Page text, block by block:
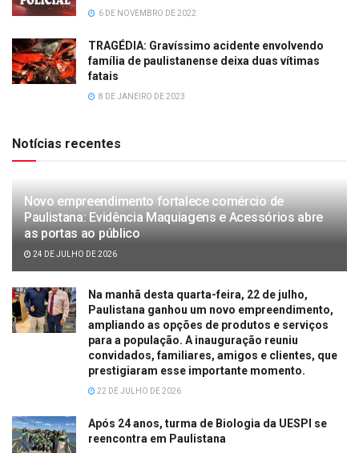
6 DE NOVEMBRO DE 2022
TRAGÉDIA: Gravíssimo acidente envolvendo
família de paulistanense deixa duas vítimas
fatais
8 DE JANEIRO DE 2023
Notícias recentes
Novo empreendimento fortalece comércio de
Paulistana: Evidência Maquiagens e Acessórios abre
as portas ao público
24 DE JULHO DE 2026
Na manhã desta quarta-feira, 22 de julho,
Paulistana ganhou um novo empreendimento,
ampliando as opções de produtos e serviços
para a população. A inauguração reuniu
convidados, familiares, amigos e clientes, que
prestigiaram esse importante momento.
22 DE JULHO DE 2026
Após 24 anos, turma de Biologia da UESPI se
reencontra em Paulistana